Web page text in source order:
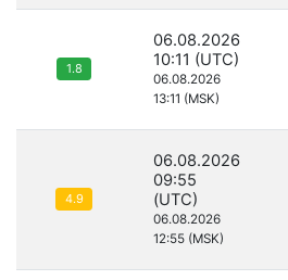
1.8
06.08.2026
10:11 (UTC)
06.08.2026
13:11 (MSK)
4.9
06.08.2026
09:55
(UTC)
06.08.2026
12:55 (MSK)